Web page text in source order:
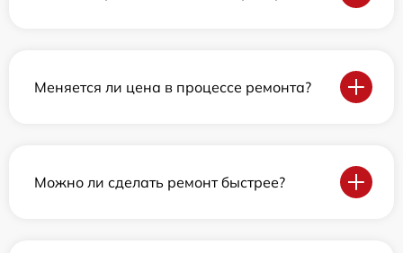
Меняется ли цена в процессе ремонта?
Можно ли сделать ремонт быстрее?